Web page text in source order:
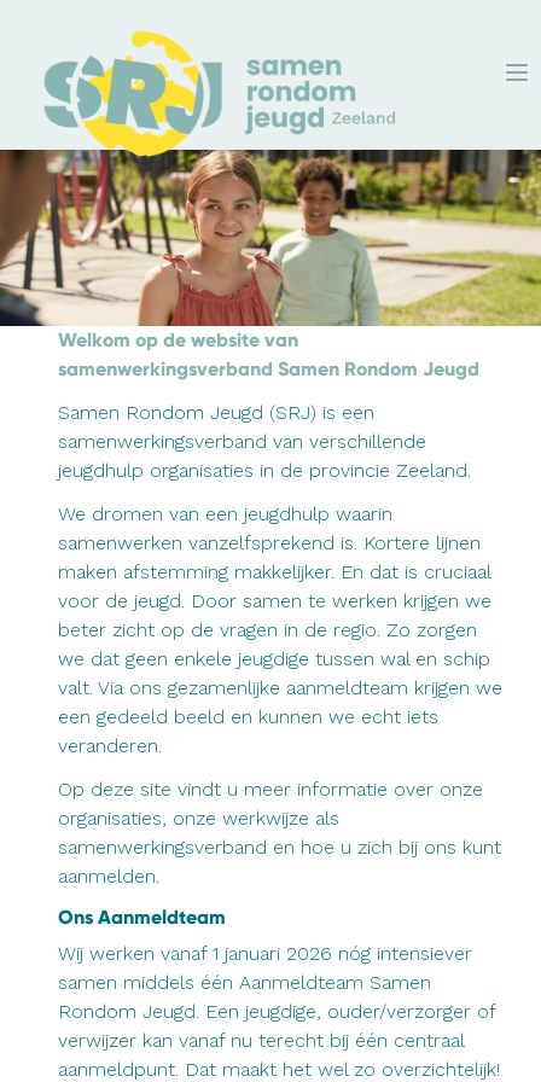
Welkom op de website van
samenwerkingsverband Samen Rondom Jeugd
Samen Rondom Jeugd (SRJ) is een
samenwerkingsverband van verschillende
jeugdhulp organisaties in de provincie Zeeland.
We dromen van een jeugdhulp waarin
samenwerken vanzelfsprekend is. Kortere lijnen
maken afstemming makkelijker. En dat is cruciaal
voor de jeugd. Door samen te werken krijgen we
beter zicht op de vragen in de regio. Zo zorgen
we dat geen enkele jeugdige tussen wal en schip
valt. Via ons gezamenlijke aanmeldteam krijgen we
een gedeeld beeld en kunnen we echt iets
veranderen.
Op deze site vindt u meer informatie over onze
organisaties, onze werkwijze als
samenwerkingsverband en hoe u zich bij ons kunt
aanmelden.
Ons Aanmeldteam
Wij werken vanaf 1 januari 2026 nóg intensiever
samen middels één Aanmeldteam Samen
Rondom Jeugd. Een jeugdige, ouder/verzorger of
verwijzer kan vanaf nu terecht bij één centraal
aanmeldpunt. Dat maakt het wel zo overzichtelijk!